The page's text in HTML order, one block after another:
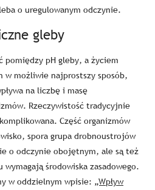
o uregulowanym odczynie.
gleby
pomiędzy pH gleby, a życiem
w możliwie najprostszy sposób,
na liczbę i masę
Rzeczywistość tradycyjnie
Część organizmów
spora grupa drobnoustrojów
o odczynie obojętnym, ale są też
środowiska zasadowego.
w oddzielnym wpisie: „Wpływ